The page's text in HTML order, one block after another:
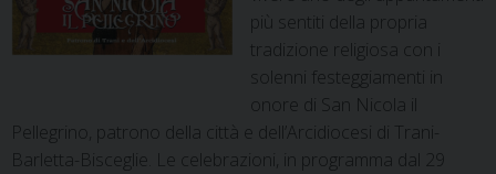
più sentiti della propria
tradizione religiosa con i
solenni festeggiamenti in
onore di San Nicola il
Pellegrino, patrono della città e dell’Arcidiocesi di Trani-
Barletta-Bisceglie. Le celebrazioni, in programma dal 29